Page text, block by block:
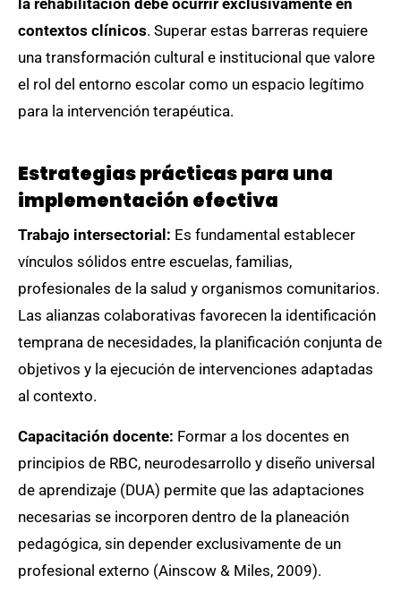
la rehabilitación debe ocurrir exclusivamente en
contextos clínicos. Superar estas barreras requiere
una transformación cultural e institucional que valore
el rol del entorno escolar como un espacio legítimo
para la intervención terapéutica.
Estrategias prácticas para una
implementación efectiva
Trabajo intersectorial: Es fundamental establecer
vínculos sólidos entre escuelas, familias,
profesionales de la salud y organismos comunitarios.
Las alianzas colaborativas favorecen la identificación
temprana de necesidades, la planificación conjunta de
objetivos y la ejecución de intervenciones adaptadas
al contexto.
Capacitación docente: Formar a los docentes en
principios de RBC, neurodesarrollo y diseño universal
de aprendizaje (DUA) permite que las adaptaciones
necesarias se incorporen dentro de la planeación
pedagógica, sin depender exclusivamente de un
profesional externo (Ainscow & Miles, 2009).